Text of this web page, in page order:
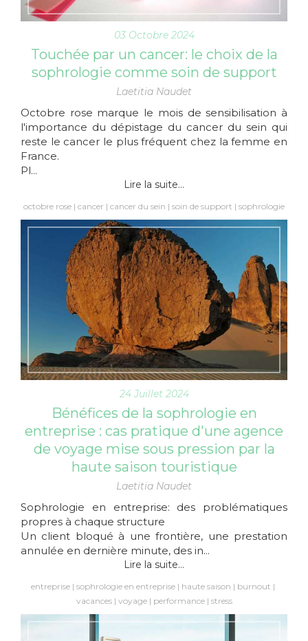
03 Octobre 2024
Touchée par un cancer: le choix de la
sophrologie comme soin de support
Laetitia Naudet
Octobre rose marque le mois de sensibilisation à
l'importance du dépistage du cancer du sein qui
reste le cancer le plus fréquent chez la femme en
France.
Pl...
Lire la suite...
octobre rose cancer cancer du sein soin de support sophrologie
24 Juillet 2024
Bénéfices de la sophrologie en
entreprise : cas pratique d'une agence
de voyage mise sous pression par la
haute saison touristique
Laetitia Naudet
Sophrologie en entreprise: des problématiques
propres à chaque structure
Un client bloqué à une frontière, une prestation
annulée en dernière minute, des in...
Lire la suite...
entreprise sophrologie en entreprise haute saison
burnout
vacances
voyage performance stress